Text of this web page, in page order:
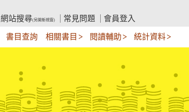
網站搜尋(另開新視窗) 常見問題 會員登入
書目查詢 相關書目 閱讀輔助 統計資料